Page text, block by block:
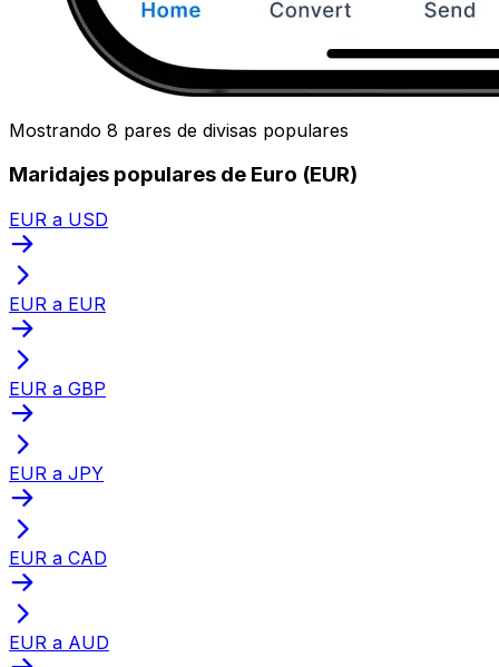
Mostrando 8 pares de divisas populares
Maridajes populares de Euro (EUR)
EUR a USD
EUR a EUR
EUR a GBP
EUR a JPY
EUR a CAD
EUR a AUD